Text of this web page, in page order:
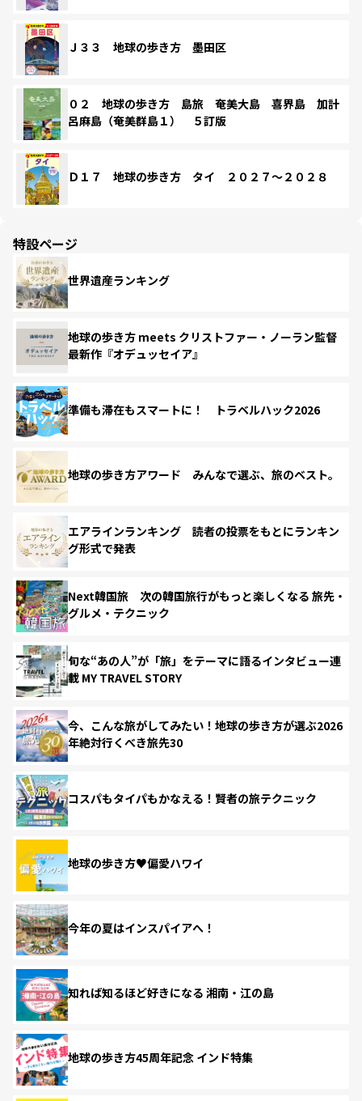
Ｊ３３ 地球の歩き方 墨田区
０２ 地球の歩き方 島旅 奄美大島 喜界島 加計
呂麻島（奄美群島１） ５訂版
Ｄ１７ 地球の歩き方 タイ ２０２７～２０２８
特設ページ
世界遺産ランキング
地球の歩き方 meets クリストファー・ノーラン監督
最新作『オデュッセイア』
準備も滞在もスマートに！ トラベルハック2026
地球の歩き方アワード みんなで選ぶ、旅のベスト。
エアラインランキング 読者の投票をもとにランキン
グ形式で発表
Next韓国旅 次の韓国旅行がもっと楽しくなる 旅先・
グルメ・テクニック
旬な“あの人”が「旅」をテーマに語るインタビュー連
載 MY TRAVEL STORY
今、こんな旅がしてみたい！地球の歩き方が選ぶ2026
年絶対行くべき旅先30
コスパもタイパもかなえる！賢者の旅テクニック
地球の歩き方♥偏愛ハワイ
今年の夏はインスパイアへ！
知れば知るほど好きになる 湘南・江の島
地球の歩き方45周年記念 インド特集